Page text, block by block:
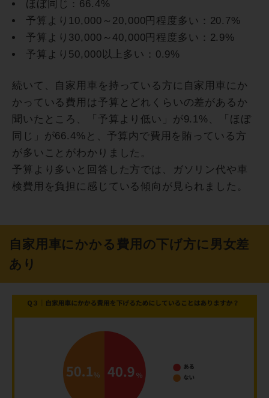
ほぼ同じ：66.4%
予算より10,000～20,000円程度多い：20.7%
予算より30,000～40,000円程度多い：2.9%
予算より50,000以上多い：0.9%
続いて、自家用車を持っている方に自家用車にか
かっている費用は予算とどれくらいの差があるか
聞いたところ、「予算より低い」が9.1%、「ほぼ
同じ」が66.4%と、予算内で費用を賄っている方
が多いことがわかりました。
予算より多いと回答した方では、ガソリン代や車
検費用を負担に感じている傾向が見られました。
自家用車にかかる費用の下げ方に男女差
あり